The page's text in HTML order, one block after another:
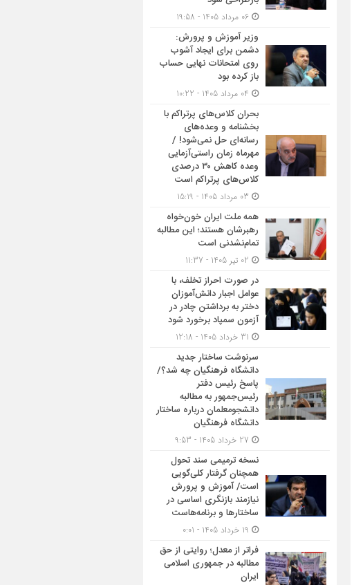
وزیر آموزش و پرورش:
دشمن برای ایجاد آشوب
روی امتحانات نهایی حساب
باز کرده بود
بحران کلاس‌های پرتراکم با
بخشنامه و وعده‌های
رسانه‌ای حل نمی‌شود! /
مهرماه زمان راستی‌آزمایی
وعده کاهش ۳۰ درصدی
کلاس‌های پرتراکم است
همه ملت ایران خون‌خواه
رهبرشان هستند؛ این مطالبه
تمام‌نشدنی است
در صورت احراز تخلف، با
عوامل اجبار دانش‌آموزان
دختر به برداشتن چادر در
آزمون سمپاد برخورد شود
سرنوشت ساختار جدید
دانشگاه فرهنگیان چه شد؟/
پاسخ رئیس دفتر
رئیس‌جمهور به مطالبه
دانشجومعلمان درباره ساختار
دانشگاه فرهنگیان
نسخه ترمیمی سند تحول
همچنان گرفتار کلی‌گویی
است/ آموزش و پرورش
نیازمند بازنگری اساسی در
ساختارها و برنامه‌هاست
فراتر از معدل؛ روایتی از حق
مطالبه در جمهوری اسلامی
ایران